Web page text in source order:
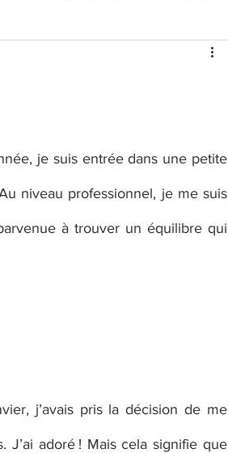
je suis entrée dans une petite
niveau professionnel, je me suis
à trouver un équilibre qui
j’avais pris la décision de me
J’ai adoré ! Mais cela signifie que